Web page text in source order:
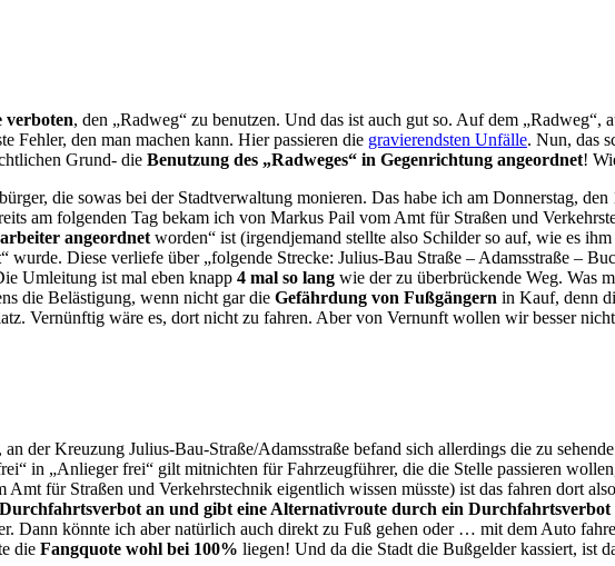
verboten, den „Radweg“ zu benutzen. Und das ist auch gut so. Auf dem
Fehler, den man machen kann. Hier passieren die gravierendsten Unfälle. Nun, das
Grund- die Benutzung des „Radweges“ in Gegenrichtung angeordnet!
die sowas bei der Stadtverwaltung monieren. Das habe ich am Donnerstag,
am folgenden Tag bekam ich von Markus Pail vom Amt für Straßen und
angeordnetworden“ ist (irgendjemand stellte also Schilder so auf, wie es
“ wurde. Diese verliefe über „folgende Strecke: Julius-Bau Straße – Adamsstraße –
Umleitung ist mal eben knapp 4 mal so lang wie der zu überbrückende Weg. Was
die Belästigung, wenn nicht gar die Gefährdung von Fußgängern in Kauf, denn
Vernünftig wäre es, dort nicht zu fahren. Aber von Vernunft wollen wir besser nicht
der Kreuzung Julius-Bau-Straße/Adamsstraße befand sich allerdings die zu
in „Anlieger frei“ gilt mitnichten für Fahrzeugführer, die die Stelle passieren
für Straßen und Verkehrstechnik eigentlich wissen müsste) ist das fahren dort also
an und gibt eine Alternativroute durch ein Durchfahrtsverbot
Dann könnte ich aber natürlich auch direkt zu Fuß gehen oder … mit dem Auto
die Fangquote wohl bei 100% liegen! Und da die Stadt die Bußgelder kassiert, ist